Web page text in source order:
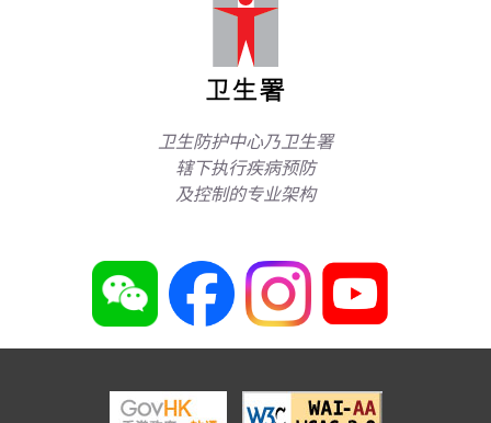
卫生防护中心乃卫生署
辖下执行疾病预防
及控制的专业架构